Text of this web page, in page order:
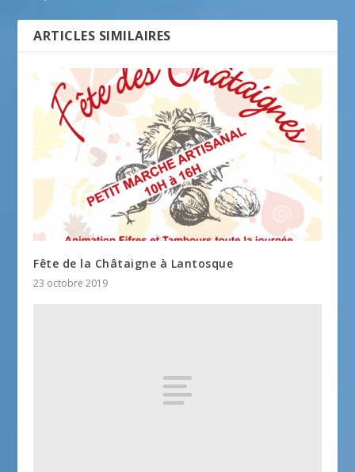
ARTICLES SIMILAIRES
Fête de la Châtaigne à Lantosque
23 octobre 2019